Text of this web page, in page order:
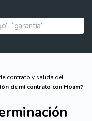
contrato y salida del
de mi contrato con Houm?